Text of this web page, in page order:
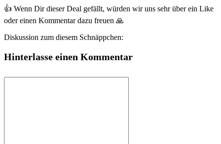
👍 Wenn Dir dieser Deal gefällt, würden wir uns sehr über ein Like
oder einen Kommentar dazu freuen 🙏
Diskussion zum diesem Schnäppchen:
Hinterlasse einen Kommentar